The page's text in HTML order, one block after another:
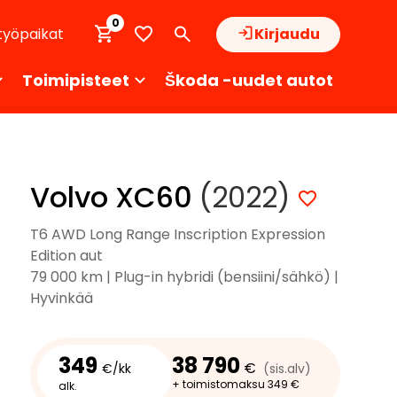
Kirjaudu
0
Toimipisteet Škoda -uudet autot
Volvo XC60 (2022)
T6 AWD Long Range Inscription Expression
Edition aut
79 000 km | Plug-in hybridi (bensiini/sähkö) |
Hyvinkää
349 €/kk
alk.
38 790 € (sis.alv)
+ toimistomaksu 349 €